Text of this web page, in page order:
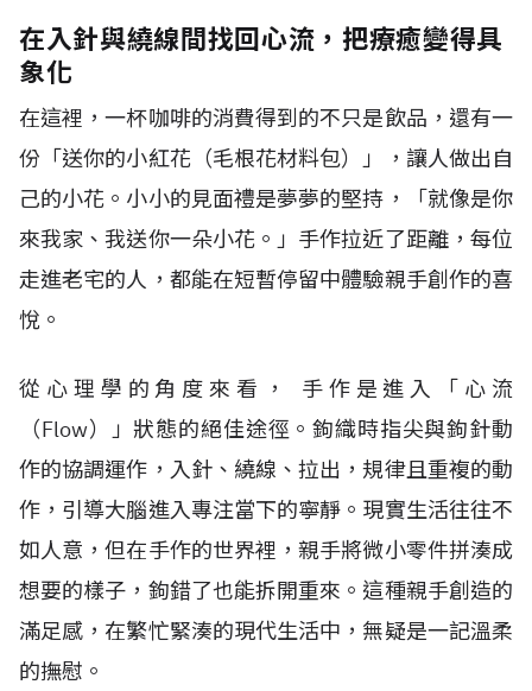
在入針與繞線間找回心流，把療癒變得具
象化
在這裡，一杯咖啡的消費得到的不只是飲品，還有一
份「送你的小紅花（毛根花材料包）」，讓人做出自
己的小花。小小的見面禮是夢夢的堅持，「就像是你
來我家、我送你一朵小花。」手作拉近了距離，每位
走進老宅的人，都能在短暫停留中體驗親手創作的喜
悅。
從心理學的角度來看， 手作是進入「心流
（Flow）」狀態的絕佳途徑。鉤織時指尖與鉤針動
作的協調運作，入針、繞線、拉出，規律且重複的動
作，引導大腦進入專注當下的寧靜。現實生活往往不
如人意，但在手作的世界裡，親手將微小零件拼湊成
想要的樣子，鉤錯了也能拆開重來。這種親手創造的
滿足感，在繁忙緊湊的現代生活中，無疑是一記溫柔
的撫慰。